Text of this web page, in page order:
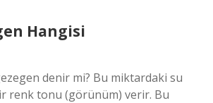
Hangisi
denir mi? Bu miktardaki su
renk tonu (görünüm) verir. Bu